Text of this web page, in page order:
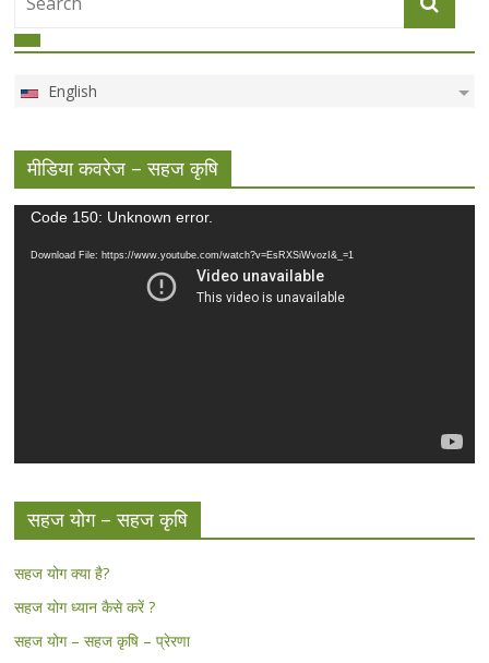
English
मीडिया कवरेज – सहज कृषि
Video
Code 150: Unknown error.
Download File: https://www.youtube.com/watch?v=EsRXSiWvozI&_=1
सहज योग – सहज कृषि
सहज योग क्या है?
सहज योग ध्यान कैसे करें ?
सहज योग – सहज कृषि – प्रेरणा